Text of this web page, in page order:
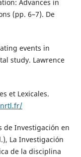
Advances in
(pp. 6–7). De
events in
study. Lawrence
et Lexicales.
de Investigación en
La Investigación
de la disciplina